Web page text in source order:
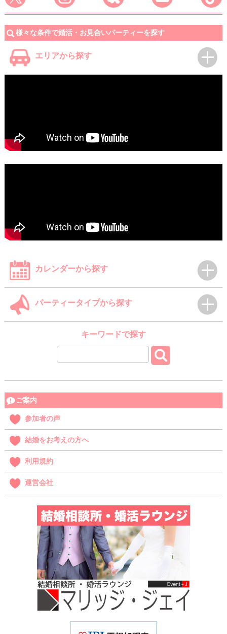
様々な条件で婚活・お見合いパーティーを探す
エリアから探す
カレンダーから探す
パーティータイプから探す
キーワードで探す
ご案内
参加者の声
結婚をお考えの方へ
利用規約
運営会社